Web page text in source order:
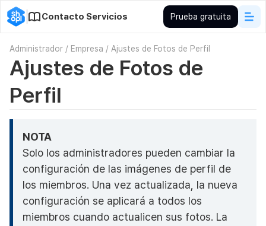
Contacto Servicios Prueba gratuita
Administrador / Empresa / Ajustes de Fotos de Perfil
Ajustes de Fotos de
Perfil
NOTA
Solo los administradores pueden cambiar la
configuración de las imágenes de perfil de
los miembros. Una vez actualizada, la nueva
configuración se aplicará a todos los
miembros cuando actualicen sus fotos. La